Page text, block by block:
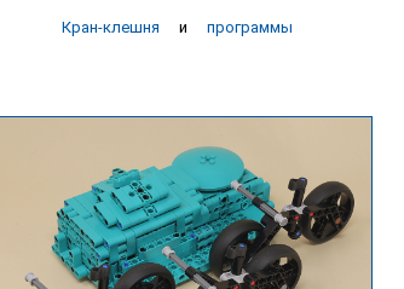
Кран-клешня и программы